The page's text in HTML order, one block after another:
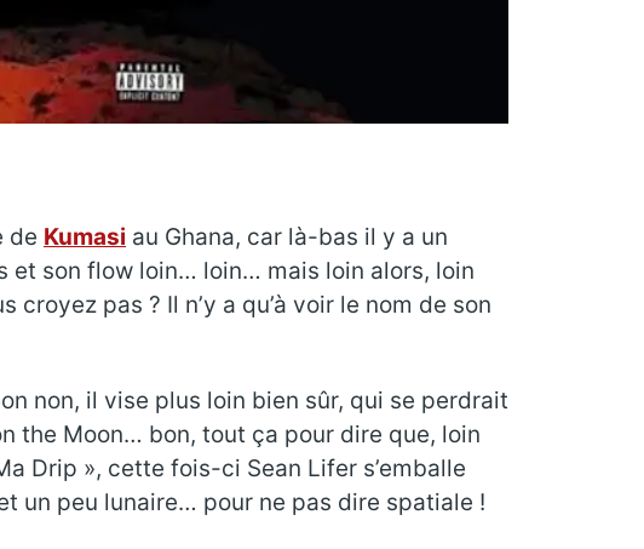
de Kumasi au Ghana, car là-bas il y a un
et son flow loin… loin… mais loin alors, loin
croyez pas ? Il n’y a qu’à voir le nom de son
non, il vise plus loin bien sûr, qui se perdrait
the Moon… bon, tout ça pour dire que, loin
Drip », cette fois-ci Sean Lifer s’emballe
un peu lunaire… pour ne pas dire spatiale !